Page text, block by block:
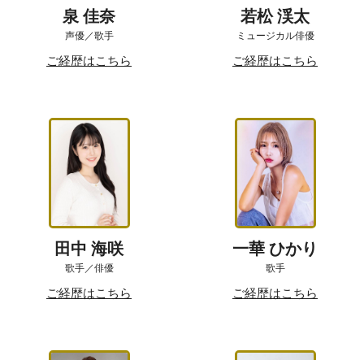
泉 佳奈
声優／歌手
ご経歴はこちら
若松 渓太
ミュージカル俳優
ご経歴はこちら
田中 海咲
歌手／俳優
ご経歴はこちら
一華 ひかり
歌手
ご経歴はこちら